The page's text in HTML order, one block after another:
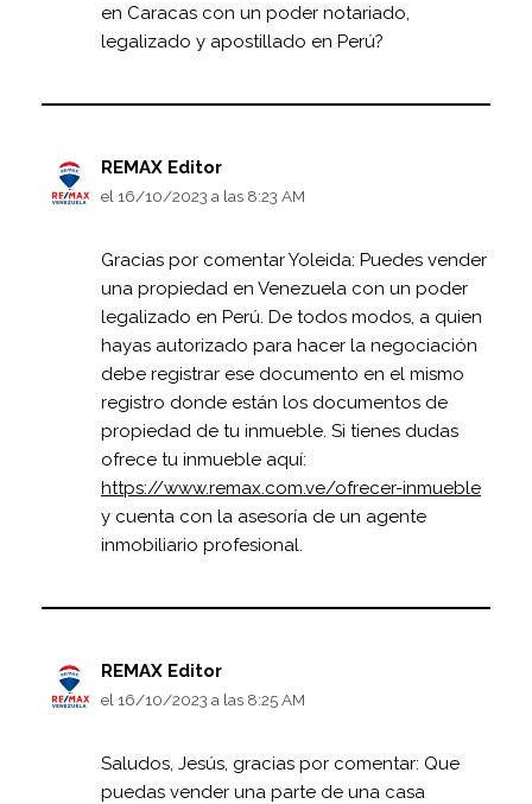
en Caracas con un poder notariado,
legalizado y apostillado en Perú?
REMAX Editor
el 16/10/2023 a las 8:23 AM
Gracias por comentar Yoleida: Puedes vender
una propiedad en Venezuela con un poder
legalizado en Perú. De todos modos, a quien
hayas autorizado para hacer la negociación
debe registrar ese documento en el mismo
registro donde están los documentos de
propiedad de tu inmueble. Si tienes dudas
ofrece tu inmueble aquí:
https://www.remax.com.ve/ofrecer-inmueble
y cuenta con la asesoría de un agente
inmobiliario profesional.
REMAX Editor
el 16/10/2023 a las 8:25 AM
Saludos, Jesús, gracias por comentar: Que
puedas vender una parte de una casa